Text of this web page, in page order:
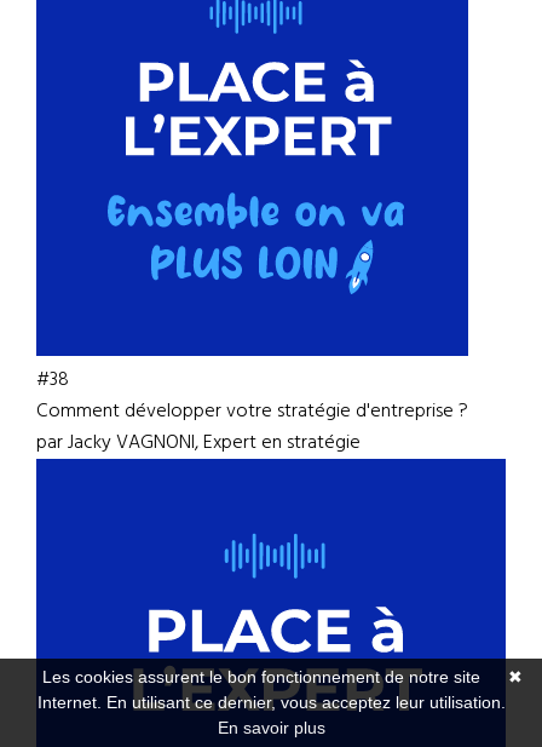
#38
Comment développer votre stratégie d'entreprise ?
par Jacky VAGNONI, Expert en stratégie
✖
Les cookies assurent le bon fonctionnement de notre site
Internet. En utilisant ce dernier, vous acceptez leur utilisation.
En savoir plus